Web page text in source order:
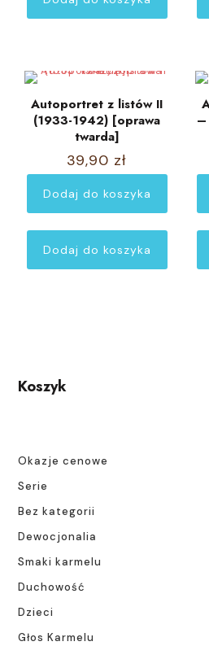
Autoportret z listów II
(1933-1942) [oprawa
twarda]
39,90 zł
Dodaj do koszyka
Dodaj do koszyka
–
Koszyk
Okazje cenowe
Serie
Bez kategorii
Dewocjonalia
Smaki karmelu
Duchowość
Dzieci
Głos Karmelu